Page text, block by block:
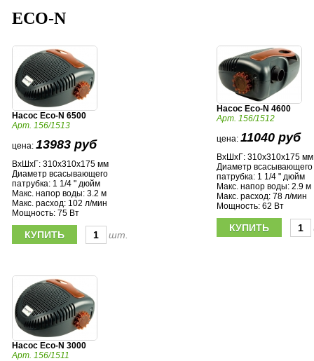
ECO-N
Насос Eco-N 6500
Арт. 156/1513
цена: 13983 руб
ВхШхГ: 310х310х175 мм
Диаметр всасывающего
патрубка: 1 1/4 " дюйм
Макс. напор воды: 3.2 м
Макс. расход: 102 л/мин
Мощность: 75 Вт
шт.
Насос Eco-N 4600
Арт. 156/1512
цена: 11040 руб
ВхШхГ: 310х310х175 мм
Диаметр всасывающего
патрубка: 1 1/4 " дюйм
Макс. напор воды: 2.9 м
Макс. расход: 78 л/мин
Мощность: 62 Вт
Насос Eco-N 3000
Арт. 156/1511